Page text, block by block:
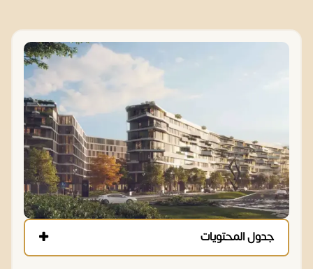
جدول المحتويات